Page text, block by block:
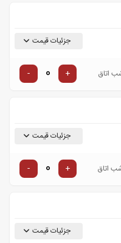
جزئیات قیمت
اتاق +
-
جزئیات قیمت
اتاق +
-
جزئیات قیمت